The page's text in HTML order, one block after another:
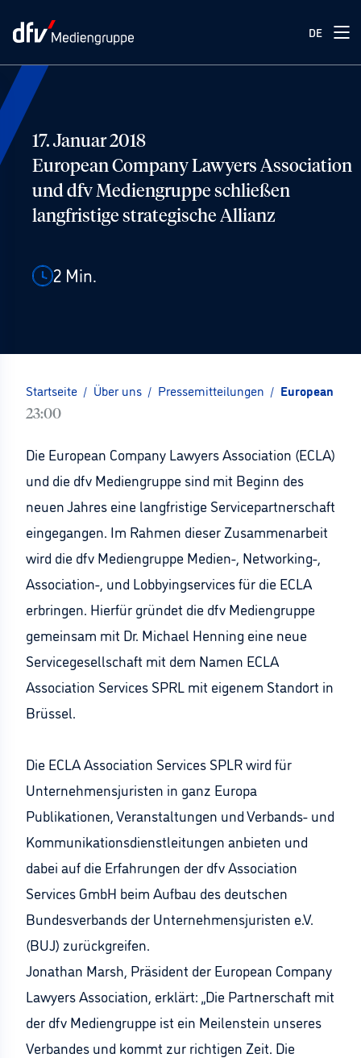
DE
17. Januar 2018
European Company Lawyers Association
und dfv Mediengruppe schließen
langfristige strategische Allianz
2 Min.
Startseite / Über uns / Pressemitteilungen / European
23:00
Die European Company Lawyers Association (ECLA)
und die dfv Mediengruppe sind mit Beginn des
neuen Jahres eine langfristige Servicepartnerschaft
eingegangen. Im Rahmen dieser Zusammenarbeit
wird die dfv Mediengruppe Medien-, Networking-,
Association-, und Lobbyingservices für die ECLA
erbringen. Hierfür gründet die dfv Mediengruppe
gemeinsam mit Dr. Michael Henning eine neue
Servicegesellschaft mit dem Namen ECLA
Association Services SPRL mit eigenem Standort in
Brüssel.
Die ECLA Association Services SPLR wird für
Unternehmensjuristen in ganz Europa
Publikationen, Veranstaltungen und Verbands- und
Kommunikationsdienstleitungen anbieten und
dabei auf die Erfahrungen der dfv Association
Services GmbH beim Aufbau des deutschen
Bundesverbands der Unternehmensjuristen e.V.
(BUJ) zurückgreifen.
Jonathan Marsh, Präsident der European Company
Lawyers Association, erklärt: „Die Partnerschaft mit
der dfv Mediengruppe ist ein Meilenstein unseres
Verbandes und kommt zur richtigen Zeit. Die